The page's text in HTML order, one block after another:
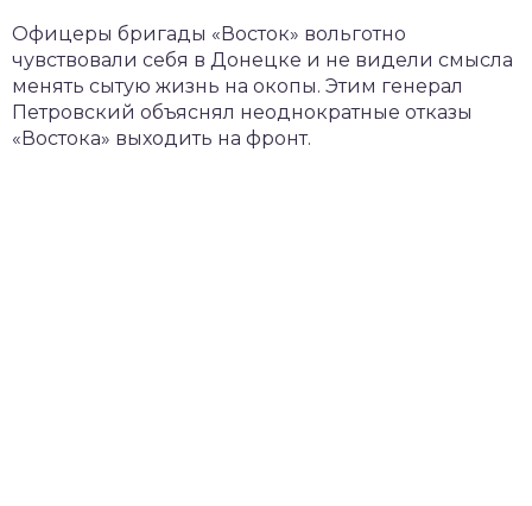
Офицеры бригады «Восток» вольготно
чувствовали себя в Донецке и не видели смысла
менять сытую жизнь на окопы. Этим генерал
Петровский объяснял неоднократные отказы
«Востока» выходить на фронт.